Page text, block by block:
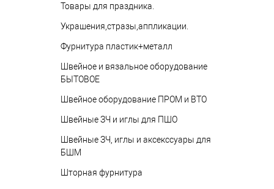
Товары для праздника.
Украшения,стразы,аппликации.
Фурнитура пластик+металл
Швейное и вязальное оборудование
БЫТОВОЕ
Швейное оборудование ПРОМ и ВТО
Швейные ЗЧ и иглы для ПШО
Швейные ЗЧ, иглы и аксекссуары для
БШМ
Шторная фурнитура